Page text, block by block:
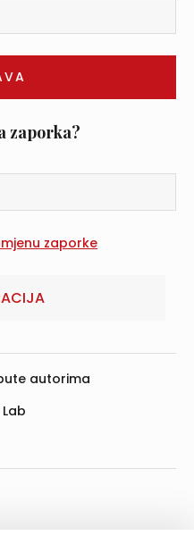
zaporka?
autorima